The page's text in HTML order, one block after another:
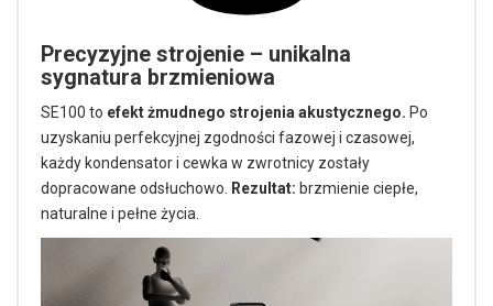
Precyzyjne strojenie – unikalna
sygnatura brzmieniowa
SE100 to efekt żmudnego strojenia akustycznego. Po
uzyskaniu perfekcyjnej zgodności fazowej i czasowej,
każdy kondensator i cewka w zwrotnicy zostały
dopracowane odsłuchowo.
Rezultat: brzmienie ciepłe,
naturalne i pełne życia.